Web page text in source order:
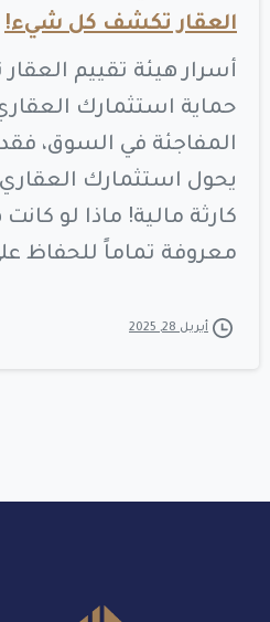
العقار تكشف كل شيء!
أسرار هيئة تقييم
حماية استثمارك
المفاجئة في السوق،
يحول استثمارك العقاري
كارثة مالية! ماذا لو
معروفة تماماً للحفاظ
أبريل 28, 2025